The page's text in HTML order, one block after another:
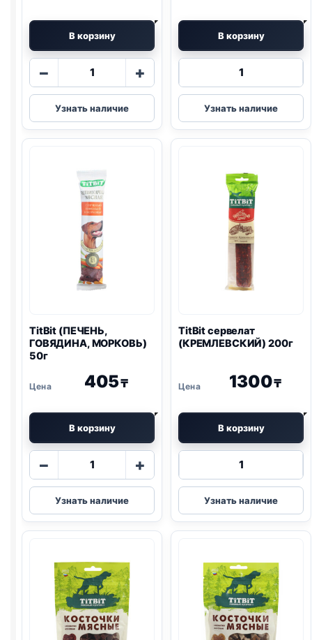
В корзину
−
Количество
TitBit
(ГОВЯДИНА,
КУРАГА)
+
Узнать наличие
В корзину
Количество
TitBit
косточки
(ГОВЯДИНА)
Узнать наличие
TitBit (ПЕЧЕНЬ,
ГОВЯДИНА, МОРКОВЬ)
50г
405₸
В корзину
−
Количество
TitBit
(ПЕЧЕНЬ,
ГОВЯДИНА,
+
Узнать наличие
TitBit сервелат
(КРЕМЛЕВСКИЙ) 200г
1300₸
В корзину
Количество
TitBit
сервелат
Узнать наличие